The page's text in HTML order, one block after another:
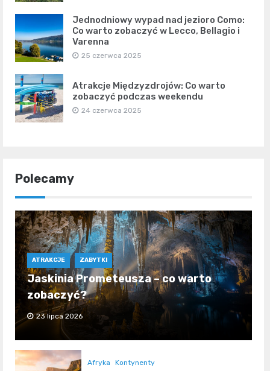
Jednodniowy wypad nad jezioro Como:
Co warto zobaczyć w Lecco, Bellagio i
Varenna
25 czerwca 2025
Atrakcje Międzyzdrojów: Co warto
zobaczyć podczas weekendu
24 czerwca 2025
Polecamy
ATRAKCJE ZABYTKI
Jaskinia Prometeusza – co warto
zobaczyć?
23 lipca 2026
Afryka Kontynenty